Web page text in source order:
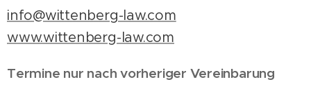
info@wittenberg-law.com
www.wittenberg-law.com
Termine nur nach vorheriger Vereinbarung